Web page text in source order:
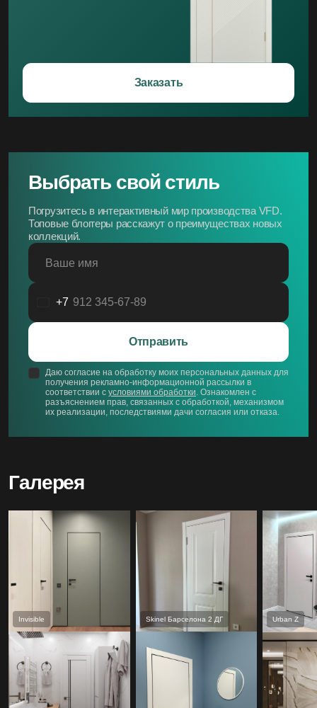
Заказать
Выбрать свой стиль
Погрузитесь в интерактивный мир производства VFD.
Топовые блоггеры расскажут о преимуществах новых
коллекций.
Ваше имя
Россия
+7
Отправить
Даю согласие на обработку моих персональных данных для
получения рекламно-информационной рассылки в
соответствии с условиями обработки . Ознакомлен с
разъяснением прав, связанных с обработкой, механизмом
их реализации, последствиями дачи согласия или отказа.
Галерея
Invisible Skinel Барселона 2 ДГ Urban Z